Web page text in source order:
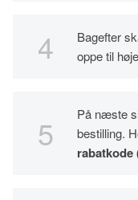
Bagefter
oppe til
På næste
bestilling.
rabatkode